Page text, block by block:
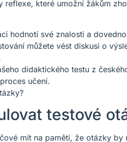
reflexe, které umožní žákům
hodnotí své znalosti a
můžete vést diskusi o
didaktického testu z
učení.
testové
mít na paměti, že otázky